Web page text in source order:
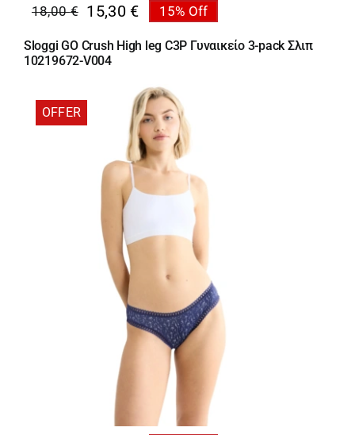
18,00€
Original
price
was:
15,30 €
Η
τρέχουσα
τιμή
15,30 €.
15% Off
Sloggi GO Crush High leg C3P Γυναικείο 3-pack Σλιπ
10219672-V004
OFFER